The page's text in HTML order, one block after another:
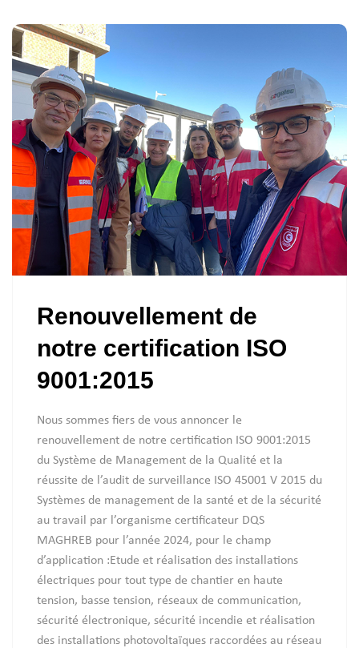
Renouvellement de
notre certification ISO
9001:2015
Nous sommes fiers de vous annoncer le
renouvellement de notre certification ISO 9001:2015
du Système de Management de la Qualité et la
réussite de l’audit de surveillance ISO 45001 V 2015 du
Systèmes de management de la santé et de la sécurité
au travail par l’organisme certificateur DQS
MAGHREB pour l’année 2024, pour le champ
d’application :Etude et réalisation des installations
électriques pour tout type de chantier en haute
tension, basse tension, réseaux de communication,
sécurité électronique, sécurité incendie et réalisation
des installations photovoltaïques raccordées au réseau